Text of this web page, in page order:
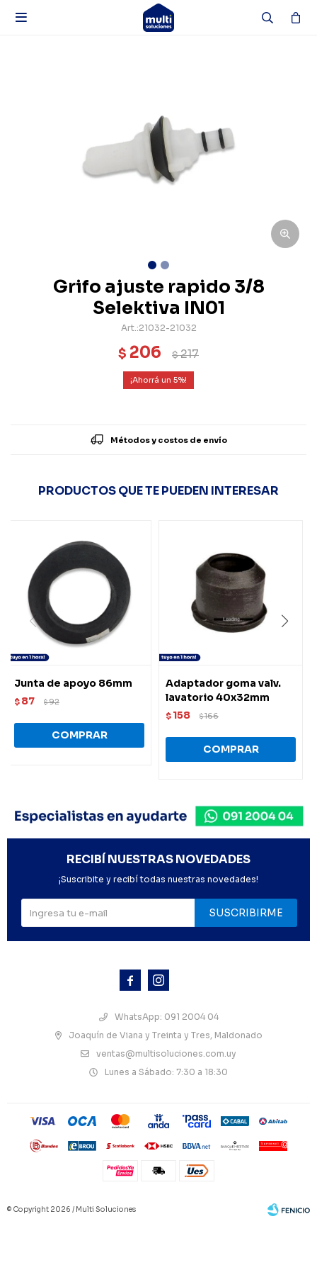

Grifo ajuste rapido 3/8
Selektiva IN01
21032-21032
$ 206 $217
5
Métodos y costos de envío
PRODUCTOS QUE TE PUEDEN INTERESAR
Junta de apoyo 86mm
$ 87 $92
Adaptador goma valv.
lavatorio 40x32mm
$ 158 $166
 
WhatsApp: 091 2004 04
Joaquín de Viana y Treinta y Tres, Maldonado
ventas@multisoluciones.com.uy
Lunes a Sábado: 7:30 a 18:30
RECIBÍ NUESTRAS NOVEDADES
¡Suscribite y recibí todas nuestras novedades!
SUSCRIBIRME
© Copyright 2026 / Multi Soluciones